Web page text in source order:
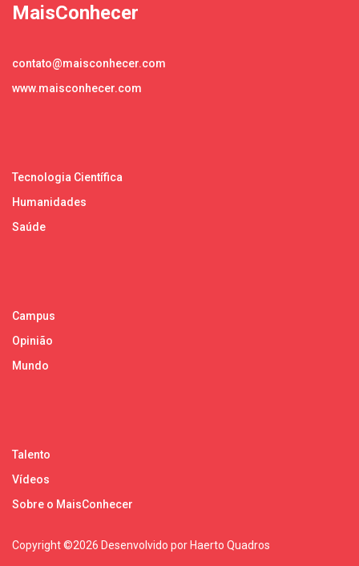
MaisConhecer
contato@maisconhecer.com
www.maisconhecer.com
Tecnologia Científica
Humanidades
Saúde
Campus
Opinião
Mundo
Talento
Vídeos
Sobre o MaisConhecer
Copyright ©2026 Desenvolvido por Haerto Quadros